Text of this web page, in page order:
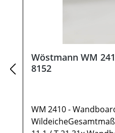
Wöstmann WM
8152
WM 2410 -